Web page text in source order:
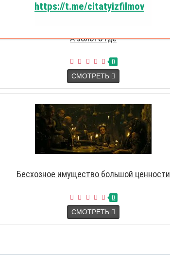
А золото где
0
СМОТРЕТЬ
Бесхозное имущество большой ценности
0
СМОТРЕТЬ
https://t.me/citatyizfilmov